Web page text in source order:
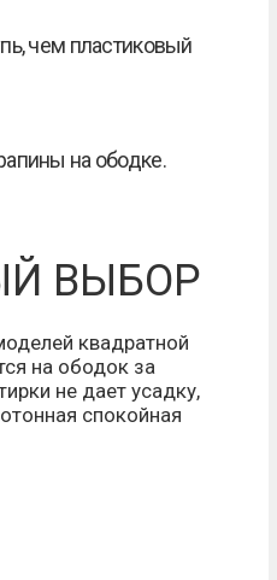
чем пластиковый
на ободке.
ВЫБОР
квадратной
на ободок за
не дает усадку,
спокойная